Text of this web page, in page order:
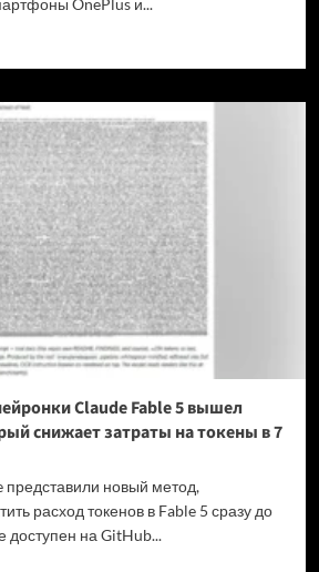
OnePlus и...
Claude Fable 5 вышел
снижает затраты на токены в 7
представили новый метод,
расход токенов в Fable 5 сразу до
доступен на GitHub...